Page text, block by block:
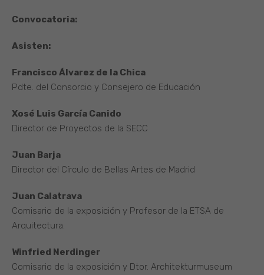
Convocatoria:
Asisten:
Francisco Álvarez de la Chica
Pdte. del Consorcio y Consejero de Educación
Xosé Luis García Canido
Director de Proyectos de la SECC
Juan Barja
Director del Círculo de Bellas Artes de Madrid
Juan Calatrava
Comisario de la exposición y Profesor de la ETSA de
Arquitectura.
Winfried Nerdinger
Comisario de la exposición y Dtor. Architekturmuseum